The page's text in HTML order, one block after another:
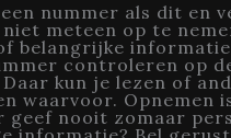
nummer als dit en
meteen op te
belangrijke
controleren op
kun je lezen of
waarvoor. Opnemen
geef nooit zomaar